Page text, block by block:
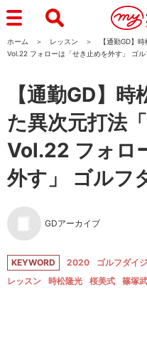
ホーム レッスン
【通勤GD】
Vol.22 フォローは「せき止めを外す」 ゴ
【通勤GD】
た異次元打法
Vol.22 フォロ
外す」 ゴルフ
GDアーカイブ
KEYWORD 2020 ゴルフダイ
レッスン
時松隆光 桜美式 篠塚